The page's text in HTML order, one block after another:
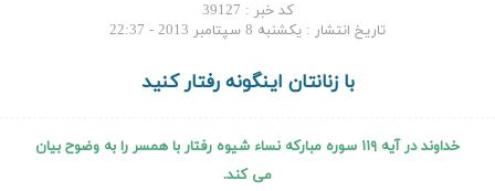
کد خبر : 39127
تاریخ انتشار : یکشنبه 8 سپتامبر 2013 - 22:37
با زنانتان اینگونه رفتار کنید
خداوند در آیه ۱۱۹ سوره مبارکه نساء شیوه رفتار با همسر را به وضوح بیان
می کند.